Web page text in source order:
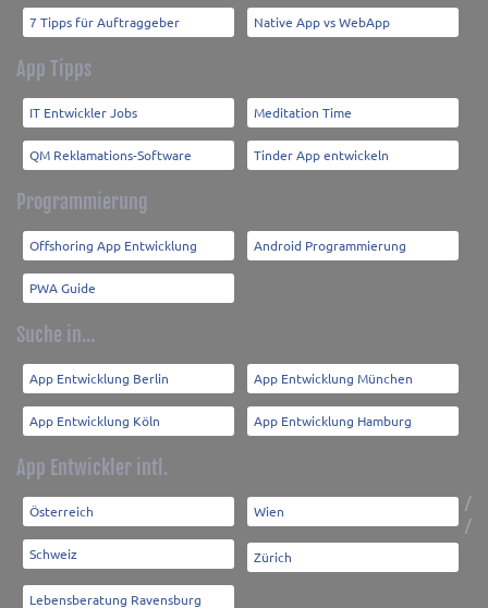
7 Tipps für Auftraggeber Native App vs WebApp
App Tipps
IT Entwickler Jobs Meditation Time
QM Reklamations-Software Tinder App entwickeln
Programmierung
Offshoring App Entwicklung Android Programmierung
PWA Guide
Suche in...
App Entwicklung Berlin App Entwicklung München
App Entwicklung Köln App Entwicklung Hamburg
App Entwickler intl.
Österreich /
Wien
Schweiz
/
Zürich
Lebensberatung Ravensburg